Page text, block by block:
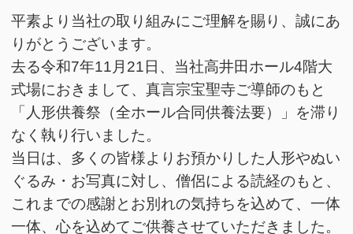
平素より当社の取り組みにご理解を賜り、誠にあ
りがとうございます。
去る令和7年11月21日、当社高井田ホール4階大
式場におきまして、真言宗宝聖寺ご導師のもと
「人形供養祭（全ホール合同供養法要）」を滞り
なく執り行いました。
当日は、多くの皆様よりお預かりした人形やぬい
ぐるみ・お写真に対し、僧侶による読経のもと、
これまでの感謝とお別れの気持ちを込めて、一体
一体、心を込めてご供養させていただきました。